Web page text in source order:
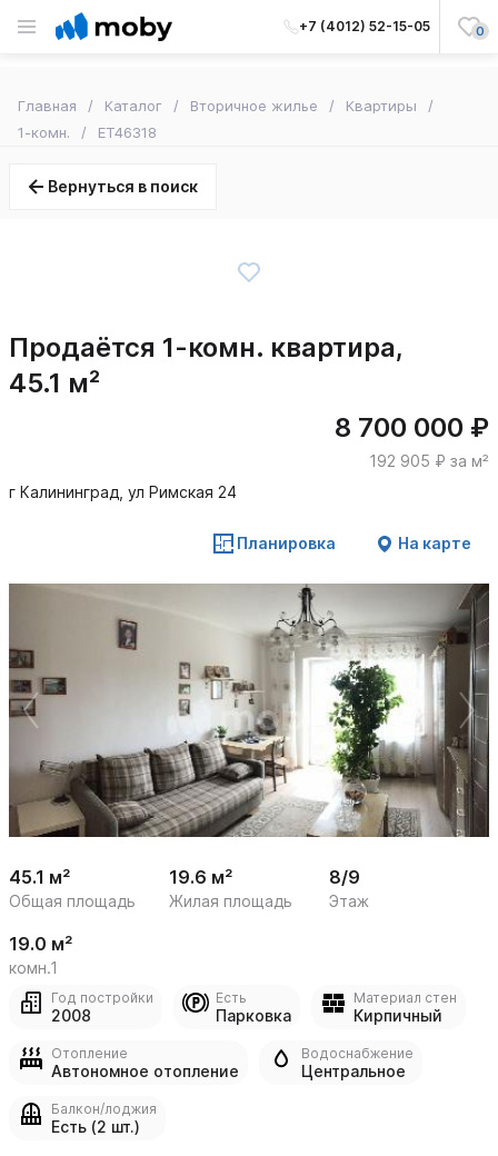
+7 (4012) 52-15-05 0
Главная Каталог Вторичное жилье
Квартиры
1-комн.
ET46318
Вернуться в поиск
Продаётся 1-комн. квартира,
45.1 м²
8 700 000 ₽
192 905 ₽ за м²
г Калининград, ул Римская 24
Планировка На карте
1
/
17
45.1 м²
Общая площадь
19.6 м²
Жилая площадь
8/9
Этаж
19.0 м²
комн.1
Год постройки
2008
Есть
Парковка
Материал стен
Кирпичный
Отопление
Автономное отопление
Водоснабжение
Центральное
Балкон/лоджия
Есть (2 шт.)